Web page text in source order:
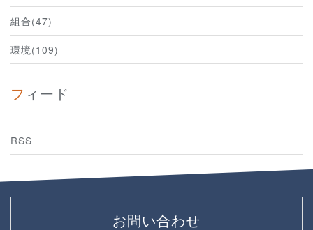
組合(47)
環境(109)
フィード
RSS
お問い合わせ